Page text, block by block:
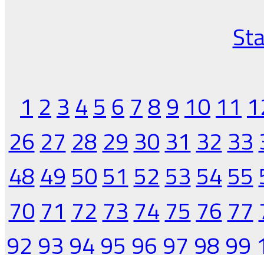
1 2 3 4 5 6 7 8 9 10 11
26 27 28 29 30 31 32 33
48 49 50 51 52 53 54 55
70 71 72 73 74 75 76 77
92 93 94 95 96 97 98 99